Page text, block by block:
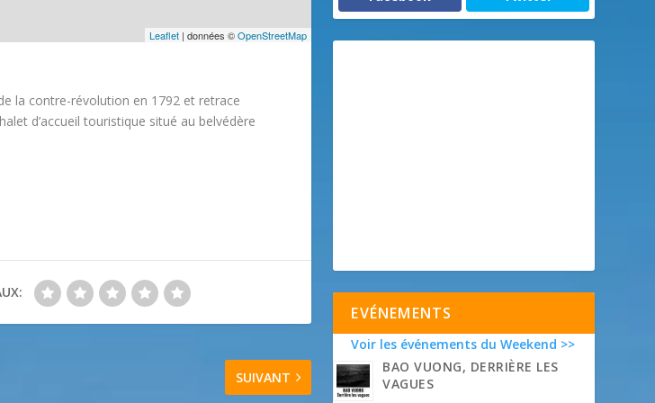
Leaflet | données ©OpenStreetMap
la contre-révolution en 1792 et retrace
d’accueil touristique situé au belvédère
SUIVANT
EVÉNEMENTS
Voir les événements du Weekend >>
BAO VUONG, DERRIÈRE LES
VAGUES